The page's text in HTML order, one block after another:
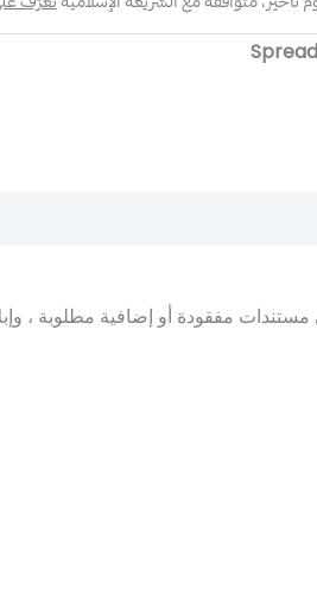
مفقودة أو إضافية مطلوبة ،